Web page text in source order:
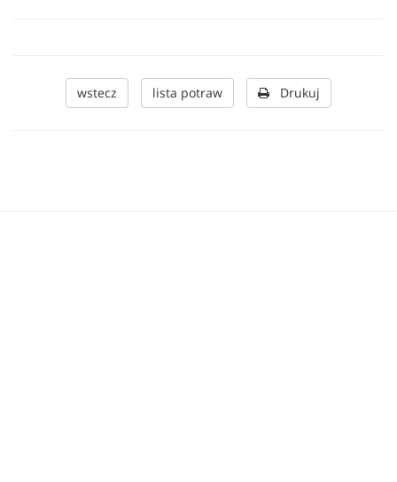
wstecz lista potraw Drukuj